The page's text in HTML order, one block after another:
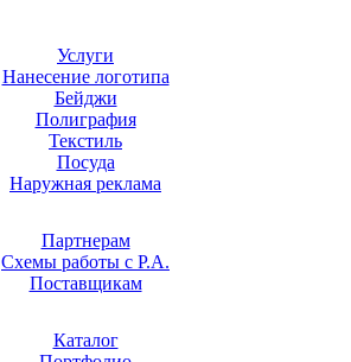
Услуги
Нанесение логотипа
Бейджи
Полиграфия
Текстиль
Посуда
Наружная реклама
Партнерам
Схемы работы с Р.А.
Поставщикам
Каталог